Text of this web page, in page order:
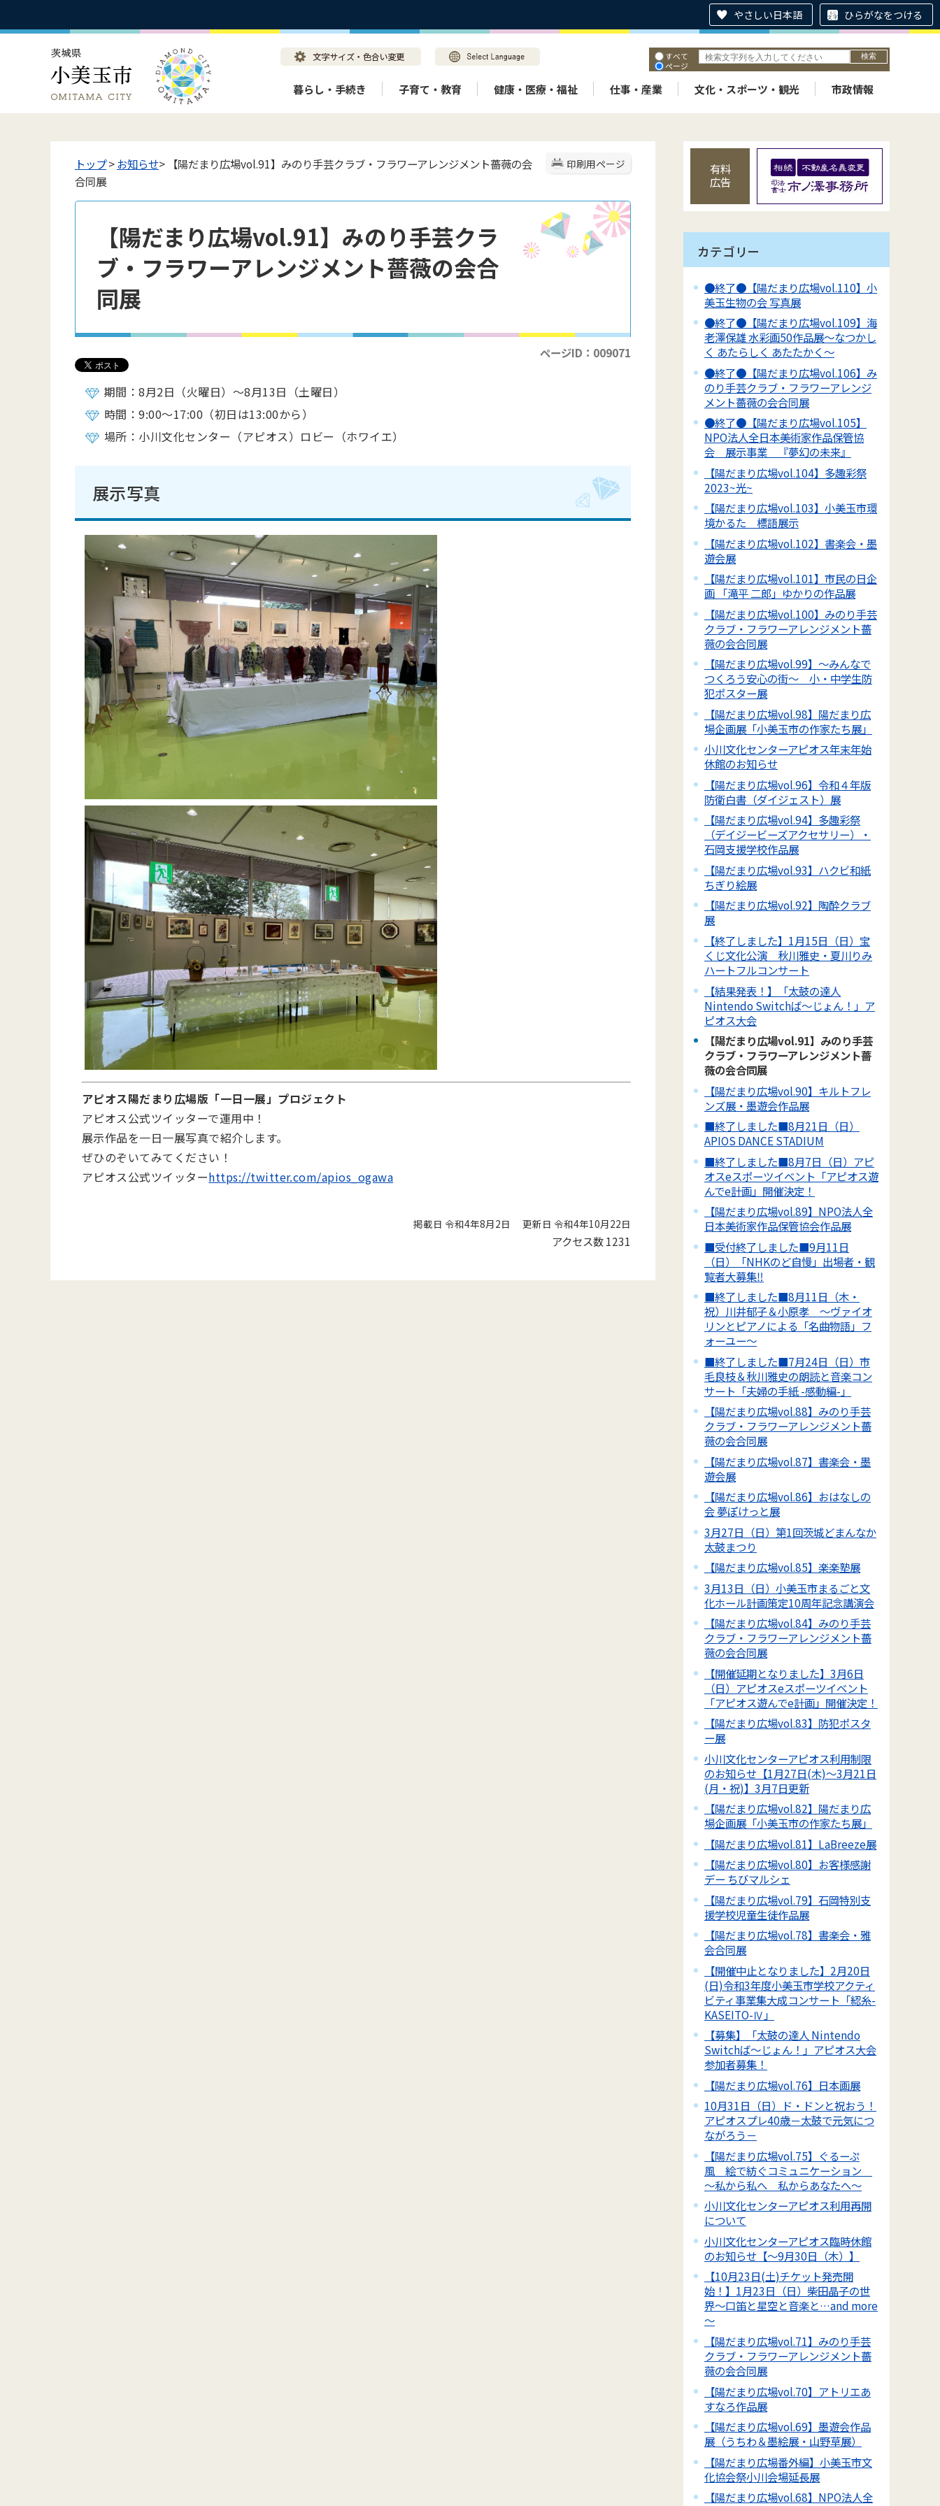
やさしい日本語 ひらがなをつける
すべて
ページ
暮らし・手続き 子育て・教育 健康・医療・福祉 仕事・産業 文化・スポーツ・観光 市政情報
印刷用ページ
トップ>お知らせ> 【陽だまり広場vol.91】みのり手芸クラブ・フラワーアレンジメント薔薇の会
合同展
【陽だまり広場vol.91】みのり手芸クラ
ブ・フラワーアレンジメント薔薇の会合
同展
ページID：009071
期間：8月2日（火曜日）～8月13日（土曜日）
時間：9:00～17:00（初日は13:00から）
場所：小川文化センター（アピオス）ロビー（ホワイエ）
展示写真
アピオス陽だまり広場版「一日一展」プロジェクト
アピオス公式ツイッターで運用中！
展示作品を一日一展写真で紹介します。
ぜひのぞいてみてください！
アピオス公式ツイッターhttps://twitter.com/apios_ogawa
掲載日 令和4年8月2日 更新日 令和4年10月22日
アクセス数1231
有料
広告
カテゴリー
●終了●【陽だまり広場vol.110】小
美玉生物の会 写真展
●終了●【陽だまり広場vol.109】海
老澤保雄 水彩画50作品展～なつかし
く あたらしく あたたかく～
●終了●【陽だまり広場vol.106】み
のり手芸クラブ・フラワーアレンジ
メント薔薇の会合同展
●終了●【陽だまり広場vol.105】
NPO法人全日本美術家作品保管協
会 展示事業 『夢幻の未来』
【陽だまり広場vol.104】多趣彩祭
2023~光~
【陽だまり広場vol.103】小美玉市環
境かるた 標語展示
【陽だまり広場vol.102】書楽会・墨
遊会展
【陽だまり広場vol.101】市民の日企
画 「滝平 二郎」ゆかりの作品展
【陽だまり広場vol.100】みのり手芸
クラブ・フラワーアレンジメント薔
薇の会合同展
【陽だまり広場vol.99】～みんなで
つくろう安心の街～ 小・中学生防
犯ポスター展
【陽だまり広場vol.98】陽だまり広
場企画展「小美玉市の作家たち展」
小川文化センターアピオス年末年始
休館のお知らせ
【陽だまり広場vol.96】令和４年版
防衛白書（ダイジェスト）展
【陽だまり広場vol.94】多趣彩祭
（デイジービーズアクセサリー）・
石岡支援学校作品展
【陽だまり広場vol.93】ハクビ和紙
ちぎり絵展
【陽だまり広場vol.92】陶酔クラブ
展
【終了しました】1月15日（日）宝
くじ文化公演 秋川雅史・夏川りみ
ハートフルコンサート
【結果発表！】「太鼓の達人
Nintendo Switchば～じょん！」ア
ピオス大会
【陽だまり広場vol.91】みのり手芸
クラブ・フラワーアレンジメント薔
薇の会合同展
【陽だまり広場vol.90】キルトフレ
ンズ展・墨遊会作品展
■終了しました■8月21日（日）
APIOS DANCE STADIUM
■終了しました■8月7日（日）アピ
オスeスポーツイベント「アピオス遊
んでe計画」開催決定！
【陽だまり広場vol.89】NPO法人全
日本美術家作品保管協会作品展
■受付終了しました■9月11日
（日）「NHKのど自慢」出場者・観
覧者大募集‼
■終了しました■8月11日（木・
祝）川井郁子＆小原孝 ～ヴァイオ
リンとピアノによる「名曲物語」フ
ォーユー～
■終了しました■7月24日（日）市
毛良枝＆秋川雅史の朗読と音楽コン
サート「夫婦の手紙 -感動編-」
【陽だまり広場vol.88】みのり手芸
クラブ・フラワーアレンジメント薔
薇の会合同展
【陽だまり広場vol.87】書楽会・墨
遊会展
【陽だまり広場vol.86】おはなしの
会 夢ぽけっと展
3月27日（日）第1回茨城どまんなか
太鼓まつり
【陽だまり広場vol.85】楽楽塾展
3月13日（日）小美玉市まるごと文
化ホール計画策定10周年記念講演会
【陽だまり広場vol.84】みのり手芸
クラブ・フラワーアレンジメント薔
薇の会合同展
【開催延期となりました】3月6日
（日）アピオスeスポーツイベント
「アピオス遊んでe計画」開催決定！
【陽だまり広場vol.83】防犯ポスタ
ー展
小川文化センターアピオス利用制限
のお知らせ【1月27日(木)～3月21日
(月・祝)】3月7日更新
【陽だまり広場vol.82】陽だまり広
場企画展「小美玉市の作家たち展」
【陽だまり広場vol.81】LaBreeze展
【陽だまり広場vol.80】お客様感謝
デー ちびマルシェ
【陽だまり広場vol.79】石岡特別支
援学校児童生徒作品展
【陽だまり広場vol.78】書楽会・雅
会合同展
【開催中止となりました】2月20日
(日)令和3年度小美玉市学校アクティ
ビティ事業集大成コンサート「綛糸-
KASEITO-Ⅳ」
【募集】「太鼓の達人 Nintendo
Switchば～じょん！」アピオス大会
参加者募集！
【陽だまり広場vol.76】日本画展
10月31日（日）ド・ドンと祝おう！
アピオスプレ40歳－太鼓で元気につ
ながろう－
【陽だまり広場vol.75】ぐるーぷ
風 絵で紡ぐコミュニケーション
～私から私へ 私からあなたへ～
小川文化センターアピオス利用再開
について
小川文化センターアピオス臨時休館
のお知らせ【～9月30日（木）】
【10月23日(土)チケット発売開
始！】1月23日（日）柴田晶子の世
界～口笛と星空と音楽と…and more
～
【陽だまり広場vol.71】みのり手芸
クラブ・フラワーアレンジメント薔
薇の会合同展
【陽だまり広場vol.70】アトリエあ
すなろ作品展
【陽だまり広場vol.69】墨遊会作品
展（うちわ＆墨絵展・山野草展）
【陽だまり広場番外編】小美玉市文
化協会祭小川会場延長展
【陽だまり広場vol.68】NPO法人全